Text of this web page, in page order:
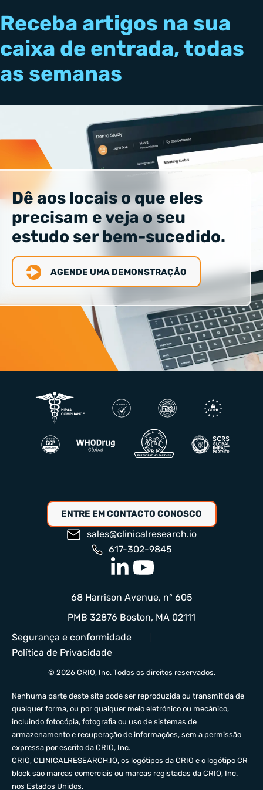
Receba artigos na sua
caixa de entrada, todas
as semanas
Dê aos locais o que eles
precisam e veja o seu
estudo ser bem-sucedido.
AGENDE UMA DEMONSTRAÇÃO
ENTRE EM CONTACTO CONOSCO
sales@clinicalresearch.io
617-302-9845
Segurança e conformidade
Política de Privacidade
© 2026 CRIO, Inc. Todos os direitos reservados.
68 Harrison Avenue, nº 605
PMB 32876 Boston, MA 02111
Nenhuma parte deste site pode ser reproduzida ou transmitida de
qualquer forma, ou por qualquer meio eletrónico ou mecânico,
incluindo fotocópia, fotografia ou uso de sistemas de
armazenamento e recuperação de informações, sem a permissão
expressa por escrito da CRIO, Inc.
CRIO, CLINICALRESEARCH.IO, os logótipos da CRIO e o logótipo CR
block são marcas comerciais ou marcas registadas da CRIO, Inc.
nos Estados Unidos.